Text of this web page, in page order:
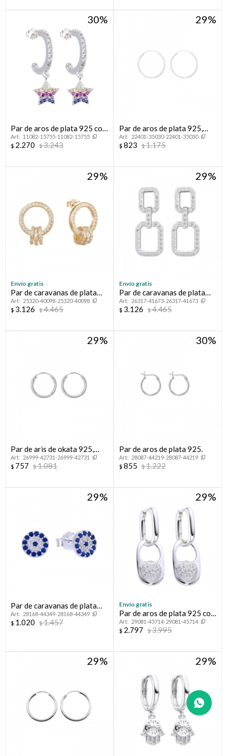
30
Par de aros de plata 925 con
circonias y dije.
11082-15755-11082-15755
$ 2.270 $3.243
29
Par de aros de plata 925,
PORTEÑOS.
22401-35030-22401-35030
$ 823 $1.175
29
Envío gratis
Par de caravanas de plata
925 con circonias.
25320-40098-25320-40098
$ 3.126 $4.465
29
Envío gratis
Par de caravanas de plata
925 con circonias.
26317-41673-26317-41673
$ 3.126 $4.465
29
Par de aris de okata 925,
PORTEÑOS.
26999-42731-26999-42731
$ 757 $1.081
30
Par de aros de plata 925.
28087-44219-28087-44219
$ 855 $1.222
29
Par de caravanas de plata
925. LINEA NAZAR.
28168-44349-28168-44349
$ 1.020 $1.457
29
Envío gratis
Par de aros de plata 925 con
circonias.
29081-45714-29081-45714
$ 2.797 $3.995
29 29